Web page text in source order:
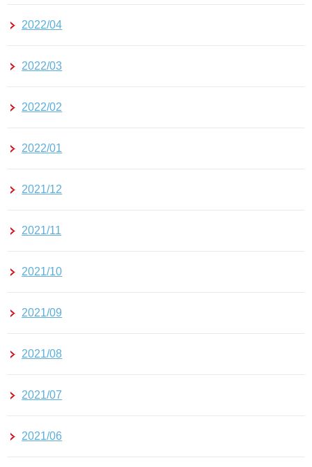
2022/04
2022/03
2022/02
2022/01
2021/12
2021/11
2021/10
2021/09
2021/08
2021/07
2021/06